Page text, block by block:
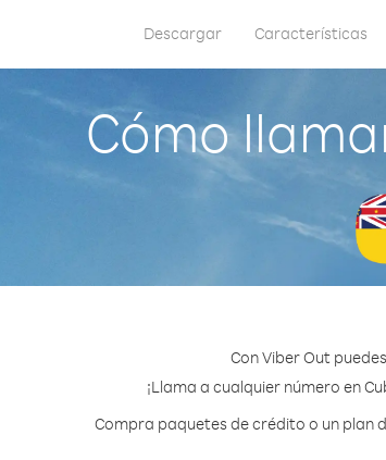
Descargar Características
Cómo
Con Viber Out
¡Llama a cualquier número en
Compra paquetes de crédito o un plan